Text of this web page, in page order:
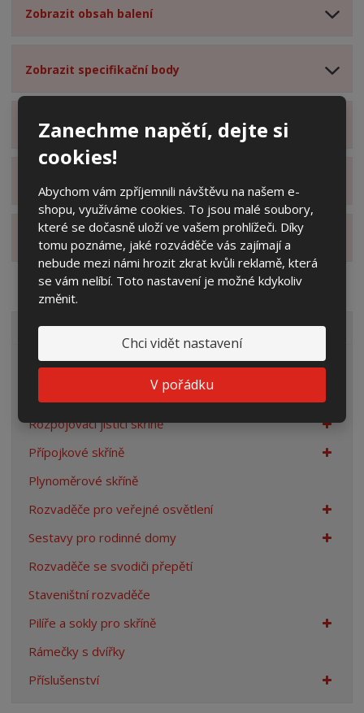
Zanechme napětí, dejte si
cookies!
Abychom vám zpříjemnili návštěvu na našem e-
shopu, využíváme cookies. To jsou malé soubory,
které se dočasně uloží ve vašem prohlížeči. Díky
tomu poznáme, jaké rozváděče vás zajímají a
nebude mezi námi hrozit zkrat kvůli reklamě, která
se vám nelíbí. Toto nastavení je možné kdykoliv
změnit.
Chci vidět nastavení
V pořádku
Zobrazit obsah balení
Zobrazit specifikační body
Zobrazit technické parametry
Zobrazit alternativní produkty
VŠECHNY KATEGORIE
Elektroměrové rozvaděče
Rozpojovací jistící skříně
Přípojkové skříně
Plynoměrové skříně
Rozvaděče pro veřejné osvětlení
Sestavy pro rodinné domy
Rozvaděče se svodiči přepětí
Staveništní rozvaděče
Pilíře a sokly pro skříně
Rámečky s dvířky
Příslušenství